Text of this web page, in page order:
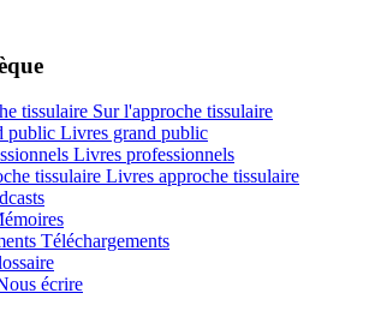
Sur l'approche tissulaire
Livres grand public
Livres professionnels
Livres approche tissulaire
Téléchargements
écrire